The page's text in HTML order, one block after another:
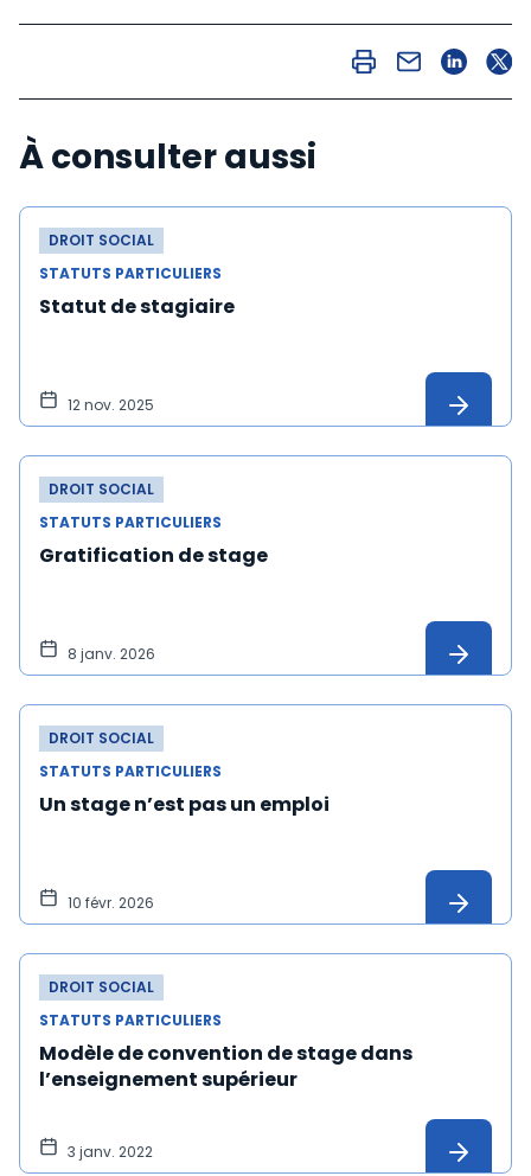
À consulter aussi
DROIT SOCIAL
STATUTS PARTICULIERS
Statut de stagiaire
12 nov. 2025
DROIT SOCIAL
STATUTS PARTICULIERS
Gratification de stage
8 janv. 2026
DROIT SOCIAL
STATUTS PARTICULIERS
Un stage n’est pas un emploi
10 févr. 2026
DROIT SOCIAL
STATUTS PARTICULIERS
Modèle de convention de stage dans
l’enseignement supérieur
3 janv. 2022